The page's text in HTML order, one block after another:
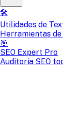
🛠️
Utilidades de
Herramientas
🎯
SEO Expert Pro
Auditoría SEO